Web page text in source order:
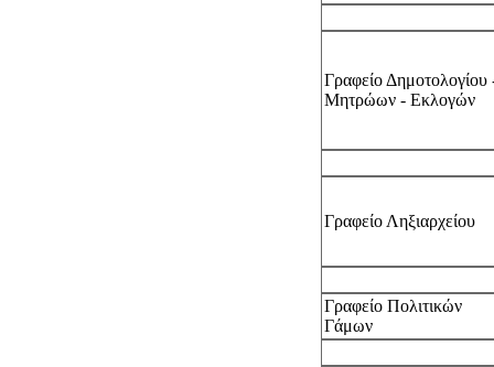
Γραφείο Δημοτολογίου
Μητρώων - Εκλογών
Γραφείο Ληξιαρχείου
Γραφείο Πολιτικών
Γάμων